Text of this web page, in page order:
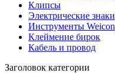
Клипсы
Электрические знаки
Инструменты Weicon
Клеймение бирок
Кабель и провод
Заголовок категории